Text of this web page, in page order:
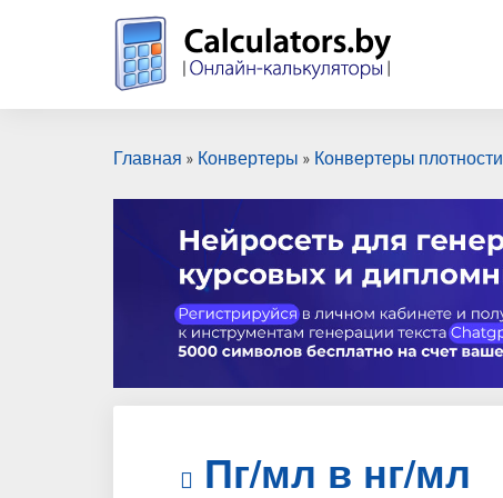
Главная » Конвертеры » Конвертеры плотности
Пг/мл в нг/мл